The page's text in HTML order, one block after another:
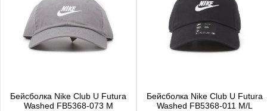
Бейсболка Nike Club U Futura
Washed FB5368-073 M
Бейсболка Nike Club U Futura
Washed FB5368-011 M/L